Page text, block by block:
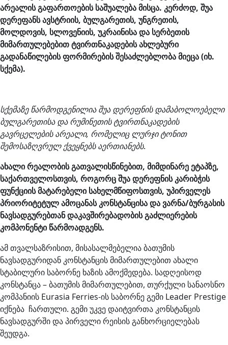
არეალის გაფართოების საშუალება მისცა. კერძოდ, შუა
დერეფანს ავსტრიის, ბულგარეთის, უნგრეთის,
მოლდოვის, სლოვენიის, უკრაინისა და სერბეთის
მიმართულებებით ტვირთნაკადების ახლებური
გადანაწილების ფორმირების შესაძლებლობა მიეცა (იხ.
სქემა).
სქემაზე წარმოდგენილია შუა დერეფნის დამაბოლოებელი
ბულგარეთისა და რუმინეთის ტვირთნაკადების
გავრცელების არეალი, რომელიც ლურჯი ტონით
შემოსაზღვრულ ქვეყნებს აერთიანებს.
ახალი რეალობის გათვალისწინებით, მიმდინარე ეტაპზე,
საქართველოსთვის, როგორც შუა დერეფნის კარიბჭის
ფუნქციის მატარებელი სახელმწიფოსთვის, უპირველეს
პრიორიტეტულ ამოცანას კონსტანცისა და ვარნა/ბურგასის
ნავსადგურებთან დაკავშირებადობის გაძლიერების
კომპონენტი წარმოადგენს.
ამ თვალსაზრისით, მისასალმებელია ბათუმის
ნავსადგურიდან კონსტანცის მიმართულებით ახალი
სტაბილური საბორნე ხაზის ამოქმედება. სადღეისოდ
კონსტანცა – ბათუმის მიმართულებით, თურქული სანაოსნო
კომპანიის Eurasia Ferries-ის საბორნე გემი Leader Prestige
იქნება ჩართული. გემი უკვე დაიტვირთა კონსტანცის
ნავსადგურში და პირველი რეისის განხორციელებას
შეუდგა.